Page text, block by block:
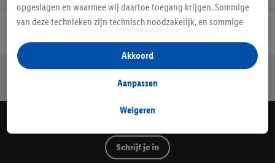
Jouw voordelen bij ons als Lidl webshop klant
Veilig winkelen
Schrijf je in
opgeslagen en waarmee wij daartoe toegang krijgen. Sommige
van deze technieken zijn technisch noodzakelijk, en sommige
opslaan van voorkeursinstellingen, het verzamelen en
analyseren van statistieken of voor het tonen van
gepersonaliseerde reclame binnen en buiten de Lidl-diensten.
gegevens over jouw aankoopgedrag in de winkel ook voor de
Als je hier toestemming geeft aan ons voor het personaliseren
van reclame en als je vervolgens een Lidl Plus-account
Weigeren
Aanpassen
Akkoord